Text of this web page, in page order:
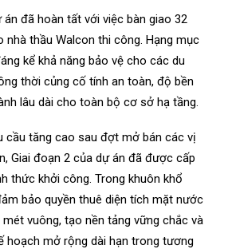
án đã hoàn tất với việc bàn giao 32
nhà thầu Walcon thi công. Hạng mục
kể khả năng bảo vệ cho các du
thời củng cố tính an toàn, độ bền
lâu dài cho toàn bộ cơ sở hạ tầng.
cầu tăng cao sau đợt mở bán các vị
Giai đoạn 2 của dự án đã được cấp
thức khởi công. Trong khuôn khổ
bảo quyền thuê diện tích mặt nước
vuông, tạo nền tảng vững chắc và
hoạch mở rộng dài hạn trong tương